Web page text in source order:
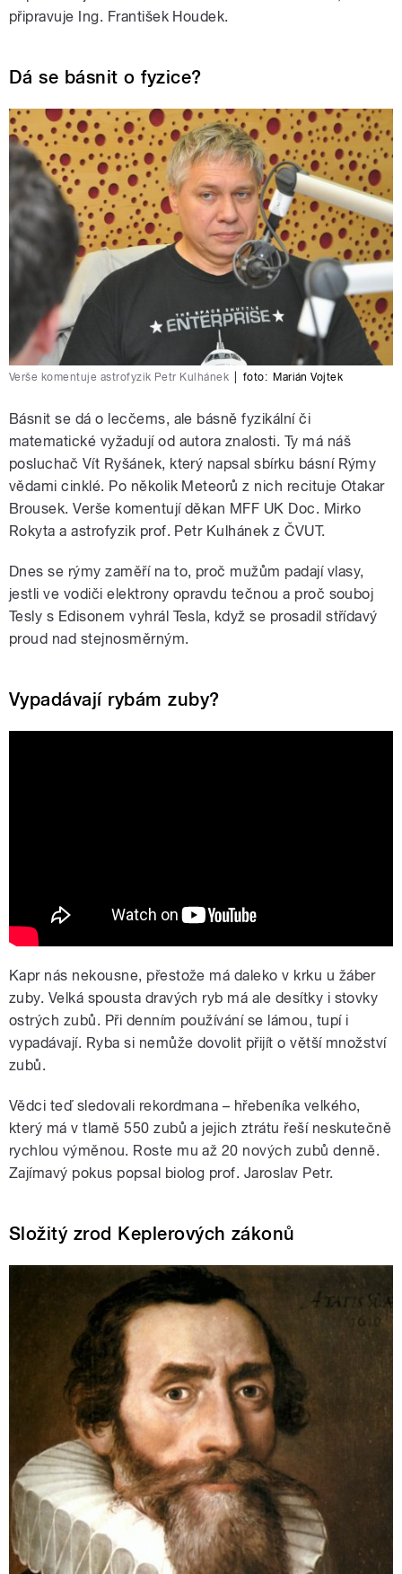
připravuje Ing. František Houdek.
Dá se básnit o fyzice?
Verše komentuje astrofyzik Petr Kulhánek foto: Marián Vojtek
Básnit se dá o lecčems, ale básně fyzikální či
matematické vyžadují od autora znalosti. Ty má náš
posluchač Vít Ryšánek, který napsal sbírku básní Rýmy
vědami cinklé. Po několik Meteorů z nich recituje Otakar
Brousek. Verše komentují děkan MFF UK Doc. Mirko
Rokyta a astrofyzik prof. Petr Kulhánek z ČVUT.
Dnes se rýmy zaměří na to, proč mužům padají vlasy,
jestli ve vodiči elektrony opravdu tečnou a proč souboj
Tesly s Edisonem vyhrál Tesla, když se prosadil střídavý
proud nad stejnosměrným.
Vypadávají rybám zuby?
Kapr nás nekousne, přestože má daleko v krku u žáber
zuby. Velká spousta dravých ryb má ale desítky i stovky
ostrých zubů. Při denním používání se lámou, tupí i
vypadávají. Ryba si nemůže dovolit přijít o větší množství
zubů.
Vědci teď sledovali rekordmana – hřebeníka velkého,
který má v tlamě 550 zubů a jejich ztrátu řeší neskutečně
rychlou výměnou. Roste mu až 20 nových zubů denně.
Zajímavý pokus popsal biolog prof. Jaroslav Petr.
Složitý zrod Keplerových zákonů